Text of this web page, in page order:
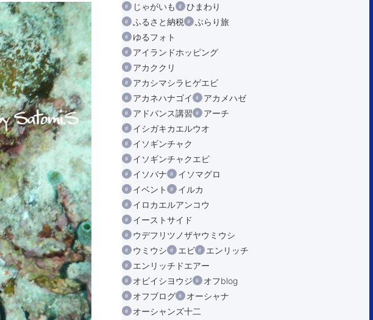
じゃがいも
ひまわり
ふるさと納税
ぶらり旅
ゆるフォト
アイランドホッピング
アカククリ
アカシマシラヒゲエビ
アカネハナゴイ
アカメハゼ
アドバンス講習
アーチ
イシガキカエルウオ
イソギンチャク
イソギンチャクエビ
イソバナ
イソマグロ
イベント
イルカ
イロカエルアンコウ
イーストサイド
ウデフリツノザヤウミウシ
ウミウシ
エビ
エンリッチ
エンリッチドエアー
オビイシヨウジ
オフblog
オフブログ
オーシャナ
オーシャンズ十二